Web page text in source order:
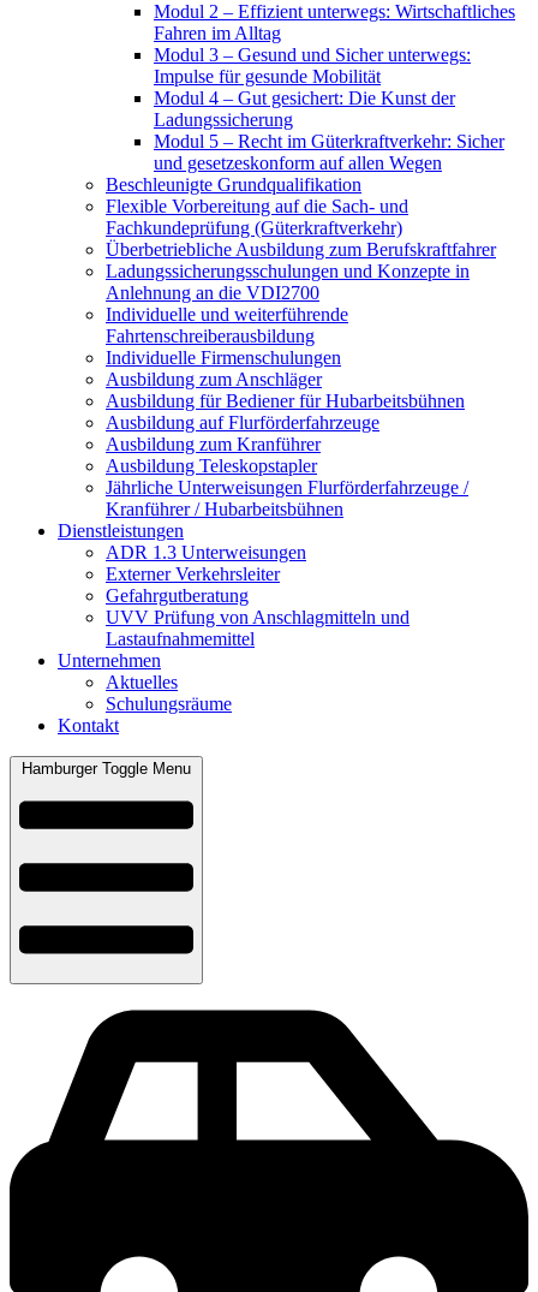
Modul 2 – Effizient unterwegs: Wirtschaftliches
Fahren im Alltag
Modul 3 – Gesund und Sicher unterwegs:
Impulse für gesunde Mobilität
Modul 4 – Gut gesichert: Die Kunst der
Ladungssicherung
Modul 5 – Recht im Güterkraftverkehr: Sicher
und gesetzeskonform auf allen Wegen
Beschleunigte Grundqualifikation
Flexible Vorbereitung auf die Sach- und
Fachkundeprüfung (Güterkraftverkehr)
Überbetriebliche Ausbildung zum Berufskraftfahrer
Ladungssicherungsschulungen und Konzepte in
Anlehnung an die VDI2700
Individuelle und weiterführende
Fahrtenschreiberausbildung
Individuelle Firmenschulungen
Ausbildung zum Anschläger
Ausbildung für Bediener für Hubarbeitsbühnen
Ausbildung auf Flurförderfahrzeuge
Ausbildung zum Kranführer
Ausbildung Teleskopstapler
Jährliche Unterweisungen Flurförderfahrzeuge /
Kranführer / Hubarbeitsbühnen
Dienstleistungen
ADR 1.3 Unterweisungen
Externer Verkehrsleiter
Gefahrgutberatung
UVV Prüfung von Anschlagmitteln und
Lastaufnahmemittel
Unternehmen
Aktuelles
Schulungsräume
Kontakt
Hamburger Toggle Menu